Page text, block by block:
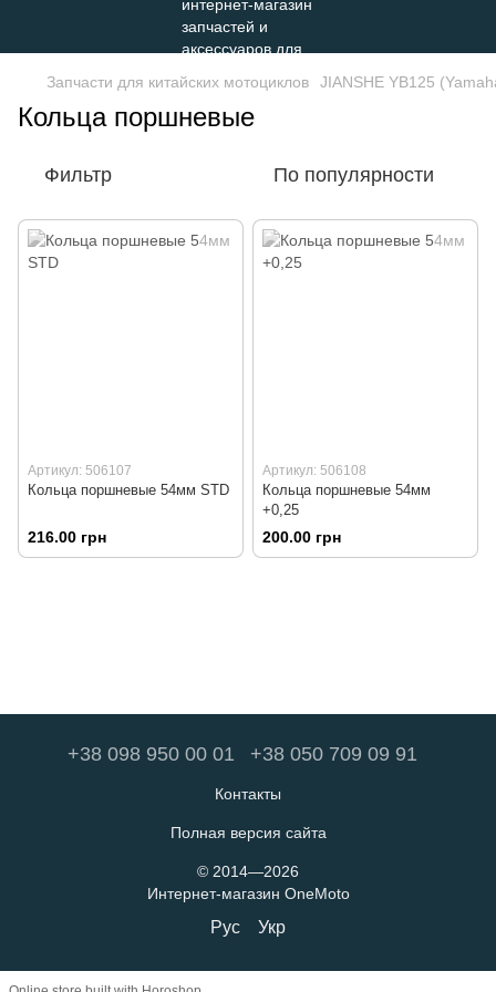
Запчасти для китайских мотоциклов JIANSHE YB125
Кольца поршневые
Фильтр По популярности
Артикул: 506107
Кольца поршневые 54мм STD
216.00 грн
Артикул: 506108
Кольца поршневые 54мм
+0,25
200.00 грн
+38 098 950 00 01 +38 050 709 09 91
Контакты
Полная версия сайта
© 2014—2026
Интернет-магазин OneMoto
Рус Укр